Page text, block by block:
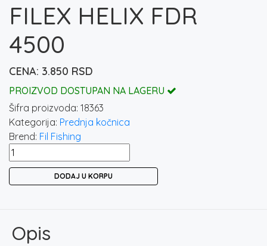
FILEX HELIX FDR
4500
3.850 RSD
PROIZVOD DOSTUPAN NA LAGERU
Šifra proizvoda: 18363
Kategorija: Prednja kočnica
Brend: Fil Fishing
FILEX
HELIX
DODAJ U KORPU
Opis